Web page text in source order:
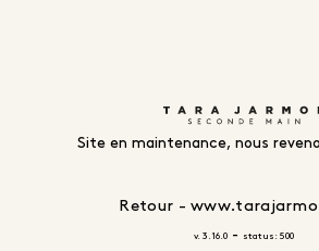
Site en maintenance, nous
Retour -
v. 3.16.0 - status: 500